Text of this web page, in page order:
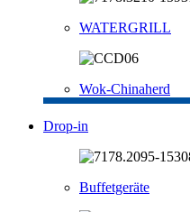
WATERGRILL
Wok-Chinaherd
Drop-in
Buffetgeräte